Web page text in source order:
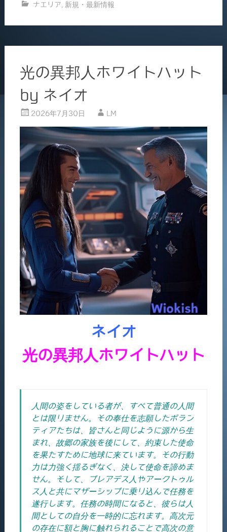
e
b
o
k
l
ナエリア 新規・最新情報
光の異邦人ホワイトハット
by ネイオ
2026年7月30日 LM
ネイオ
光の異邦人ホワイトハット
人間の姿をしている者が、すべて普通の人間
とは限りません。
その奉仕を志願したボラン
ティアたちは、皆さんと同じように源から生
まれ、故郷の家族を後にして、約束した使命
を果たすために地球に来ています。その行動
力は力強く揺るぎなく、決して使命を諦めま
せん。そして、プレアデス人やアークトゥル
ス人と共にマザーシップに乗り込んで任務を
遂行します。 任務の時間になると、彼らは人
間としての自分を一時的に忘れます。高次元
の存在に額と胸に触れられることで高次の意